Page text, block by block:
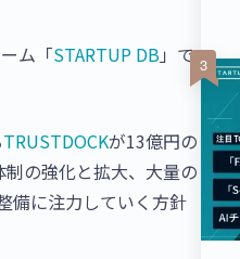
ム「STARTUP DB」で
TRUSTDOCKが13億円の
の強化と拡大、大量の
備に注力していく方針